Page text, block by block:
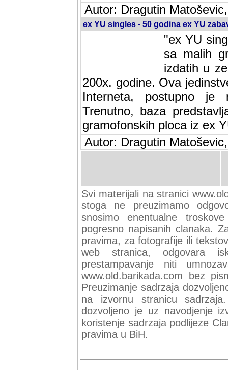
Autor: Dragutin
ex YU singles - 50 godina ex YU
"ex YU
sa malih
izdatih u
200x. godine. Ova
Interneta, postupno je
baza predstavlja
ploca iz ex YU.
Autor: Dragutin
Svi materijali na stranici
stoga ne preuzimamo
snosimo enentualne
pogresno napisanih clanaka.
pravima, za fotografije ili
web stranica, odgovara
prestampavanje niti
www.old.barikada.com bez
Preuzimanje sadrzaja
na izvornu stranicu
dozvoljeno je uz navodjenje
koristenje sadrzaja podlijeze
pravima u BiH.